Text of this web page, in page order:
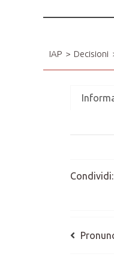
IAP > Decisioni
Condividi: